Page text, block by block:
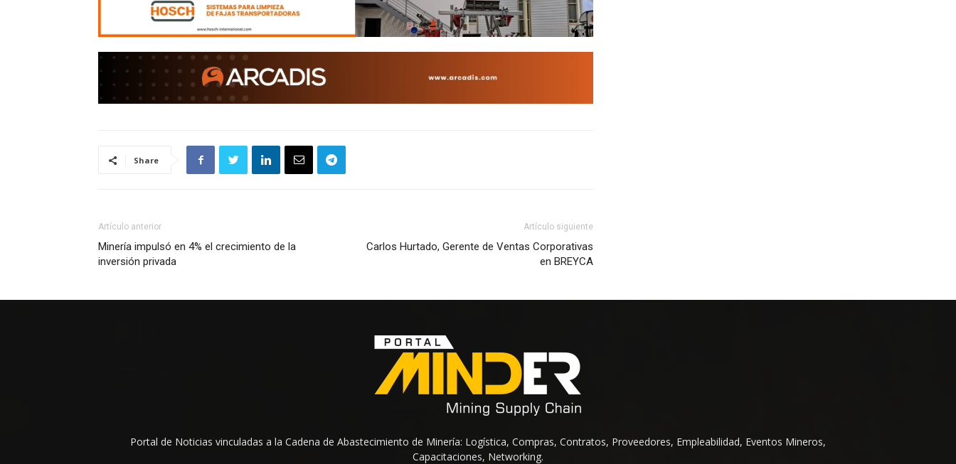
Share
Artículo anterior
Minería impulsó en 4% el crecimiento de la
inversión privada
Artículo siguiente
Carlos Hurtado, Gerente de Ventas Corporativas
en BREYCA
Portal de Noticias vinculadas a la Cadena de Abastecimiento de Minería: Logística, Compras, Contratos, Proveedores, Empleabilidad, Eventos Mineros,
Capacitaciones, Networking.